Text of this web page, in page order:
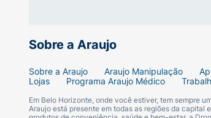
Sobre a Araujo
Sobre a Araujo Araujo Manipulação
Lojas
Programa Araujo Médico
Em Belo Horizonte, onde você estiver, tem sempre
Araujo está presente em todas as regiões da capital